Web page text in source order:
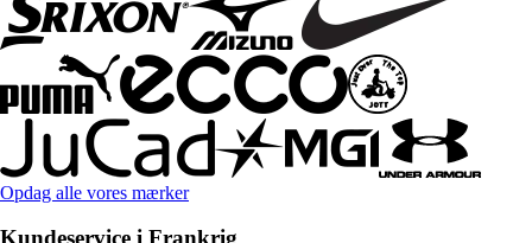
Opdag alle vores mærker